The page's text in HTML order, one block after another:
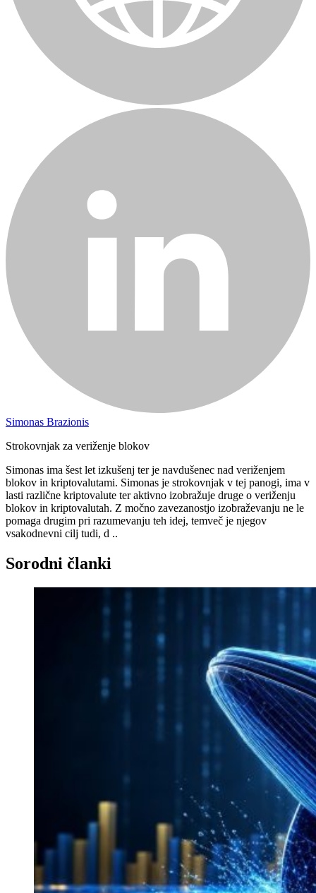
Simonas Brazionis
Strokovnjak za veriženje blokov
Simonas ima šest let izkušenj ter je navdušenec nad veriženjem
blokov in kriptovalutami. Simonas je strokovnjak v tej panogi, ima v
lasti različne kriptovalute ter aktivno izobražuje druge o veriženju
blokov in kriptovalutah. Z močno zavezanostjo izobraževanju ne le
pomaga drugim pri razumevanju teh idej, temveč je njegov
vsakodnevni cilj tudi, d ..
Sorodni članki